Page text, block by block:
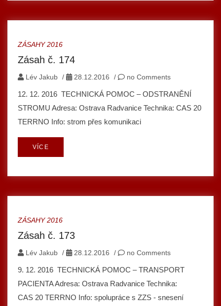
ZÁSAHY 2016
Zásah č. 174
Lév Jakub / 28.12.2016 / no Comments
12. 12. 2016 TECHNICKÁ POMOC – ODSTRANĚNÍ
STROMU Adresa: Ostrava Radvanice Technika: CAS 20
TERRNO Info: strom přes komunikaci
VÍCE
ZÁSAHY 2016
Zásah č. 173
Lév Jakub / 28.12.2016 / no Comments
9. 12. 2016 TECHNICKÁ POMOC – TRANSPORT
PACIENTA Adresa: Ostrava Radvanice Technika:
CAS 20 TERRNO Info: spolupráce s ZZS - snesení